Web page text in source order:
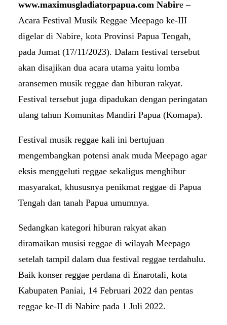
www.maximusgladiatorpapua.com Nabire –
Acara Festival Musik Reggae Meepago ke-III
digelar di Nabire, kota Provinsi Papua Tengah,
pada Jumat (17/11/2023). Dalam festival tersebut
akan disajikan dua acara utama yaitu lomba
aransemen musik reggae dan hiburan rakyat.
Festival tersebut juga dipadukan dengan peringatan
ulang tahun Komunitas Mandiri Papua (Komapa).
Festival musik reggae kali ini bertujuan
mengembangkan potensi anak muda Meepago agar
eksis menggeluti reggae sekaligus menghibur
masyarakat, khususnya penikmat reggae di Papua
Tengah dan tanah Papua umumnya.
Sedangkan kategori hiburan rakyat akan
diramaikan musisi reggae di wilayah Meepago
setelah tampil dalam dua festival reggae terdahulu.
Baik konser reggae perdana di Enarotali, kota
Kabupaten Paniai, 14 Februari 2022 dan pentas
reggae ke-II di Nabire pada 1 Juli 2022.